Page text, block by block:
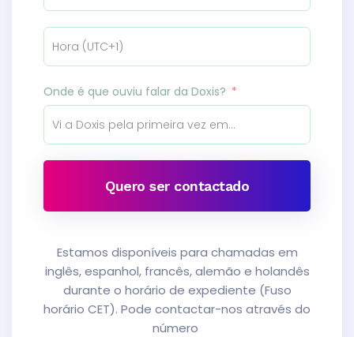
Onde é que ouviu falar da Doxis?
Quero ser contactado
Estamos disponíveis para chamadas em
inglês, espanhol, francês, alemão e holandês
durante o horário de expediente (Fuso
horário CET). Pode contactar-nos através do
número